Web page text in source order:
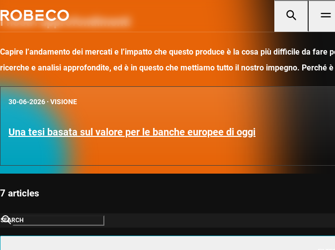
I nostri approfondimenti
Capire l’andamento dei mercati e l’impatto che questo produce è la cosa più difficile da
ricerche e analisi approfondite, ed è in questo che mettiamo tutto il nostro impegno.
30-06-2026·VISIONE
Una tesi basata sul valore per le banche europee di oggi
7 articles
SEARCH